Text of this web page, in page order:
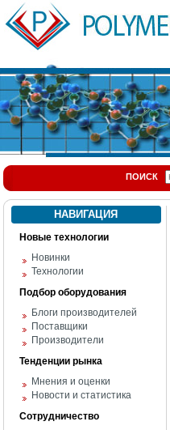
ПОИСК
НАВИГАЦИЯ
Новые технологии
Новинки
Технологии
Подбор оборудования
Блоги производителей
Поставщики
Производители
Тенденции рынка
Мнения и оценки
Новости и статистика
Сотрудничество